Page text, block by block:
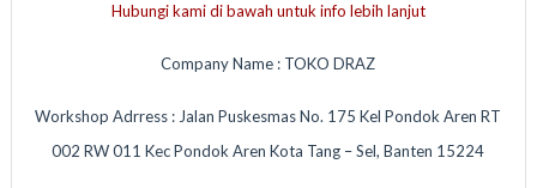
Hubungi kami di bawah untuk info lebih lanjut
Company Name : TOKO DRAZ
Workshop Adrress : Jalan Puskesmas No. 175 Kel Pondok Aren RT
002 RW 011 Kec Pondok Aren Kota Tang – Sel, Banten 15224